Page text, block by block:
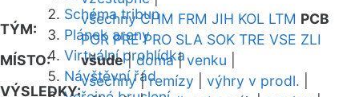
Schéma tribun
Plánek areny
Virtuální prohlídka
Návštěvní řád
TÝM:
všechny CHM FRM JIH KOL LTM PCB
POR PRE PRO SLA SOK TRE VSE ZLI
MÍSTO:
všude|doma|venku
VÝSLEDKY:
všechny|remízy výhry v prodl.